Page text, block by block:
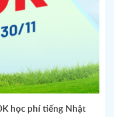
học phí tiếng Nhật